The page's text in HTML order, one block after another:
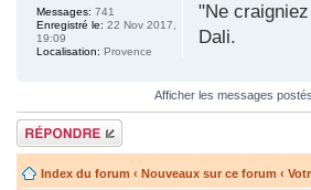
"Ne
Dali.
Messages: 741
Enregistré le: 22 Nov 2017,
19:09
Localisation: Provence
Afficher les messages
Répondre
Index du forum ‹ Nouveaux sur ce forum ‹